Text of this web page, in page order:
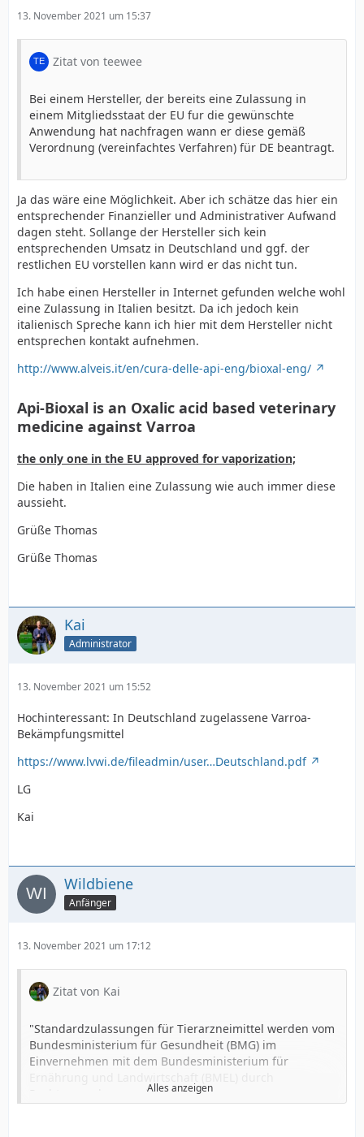
13. November 2021 um 15:37
Zitat von teewee
Bei einem Hersteller, der bereits eine Zulassung in
einem Mitgliedsstaat der EU fur die gewünschte
Anwendung hat nachfragen wann er diese gemäß
Verordnung (vereinfachtes Verfahren) für DE beantragt.
Ja das wäre eine Möglichkeit. Aber ich schätze das hier ein
entsprechender Finanzieller und Administrativer Aufwand
dagen steht. Sollange der Hersteller sich kein
entsprechenden Umsatz in Deutschland und ggf. der
restlichen EU vorstellen kann wird er das nicht tun.
Ich habe einen Hersteller in Internet gefunden welche wohl
eine Zulassung in Italien besitzt. Da ich jedoch kein
italienisch Spreche kann ich hier mit dem Hersteller nicht
entsprechen kontakt aufnehmen.
http://www.alveis.it/en/cura-delle-api-eng/bioxal-eng/
Api-Bioxal is an Oxalic acid based veterinary
medicine against Varroa
the only one in the EU approved for vaporization;
Die haben in Italien eine Zulassung wie auch immer diese
aussieht.
Grüße Thomas
Grüße Thomas
Kai
Administrator
13. November 2021 um 15:52
Hochinteressant: In Deutschland zugelassene Varroa-
Bekämpfungsmittel
https://www.lvwi.de/fileadmin/user…Deutschland.pdf
LG
Kai
Wildbiene
Anfänger
13. November 2021 um 17:12
Zitat von Kai
"Standardzulassungen für Tierarzneimittel werden vom
Bundesministerium für Gesundheit (BMG) im
Einvernehmen mit dem Bundesministerium für
Rechtsverordnung erlassen."
Alles anzeigen